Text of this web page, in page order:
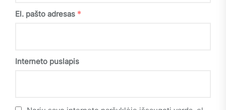
El. pašto adresas *
Interneto puslapis